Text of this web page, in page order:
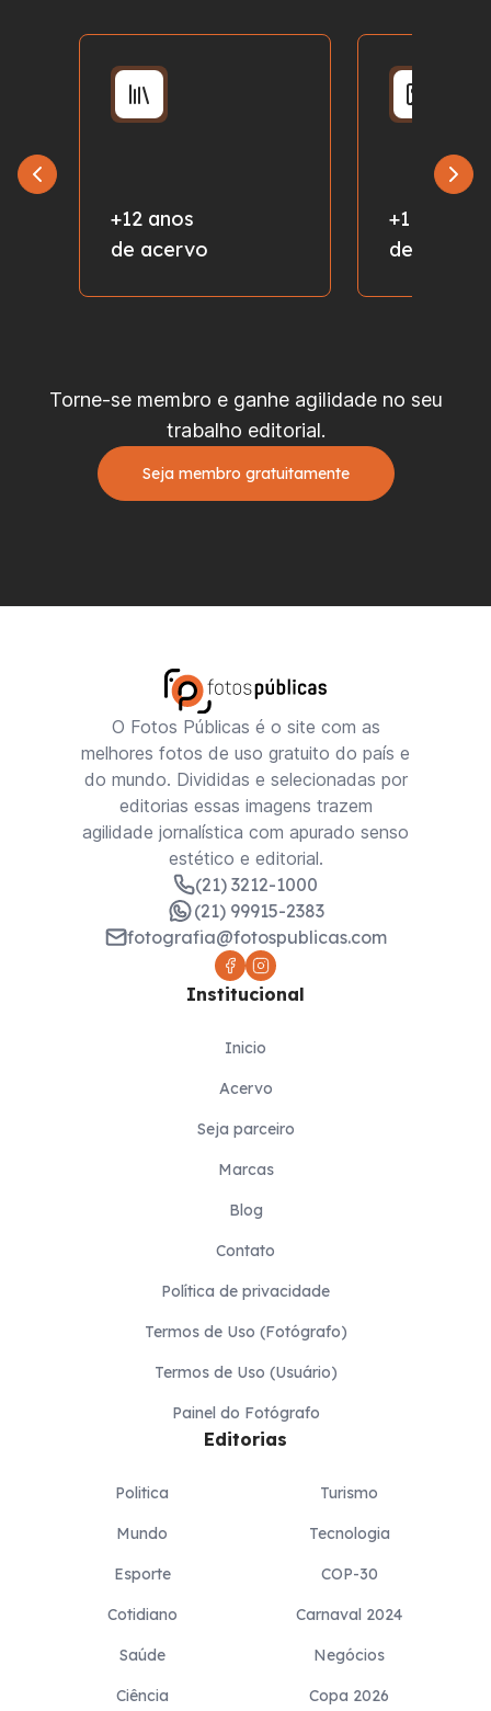
+12 anos
de acervo
+1 milhão
de fotos
Torne-se membro e ganhe agilidade no seu
trabalho editorial.
Seja membro gratuitamente
O Fotos Públicas é o site com as
melhores fotos de uso gratuito do país e
do mundo. Divididas e selecionadas por
editorias essas imagens trazem
agilidade jornalística com apurado senso
estético e editorial.
(21) 3212-1000
(21) 99915-2383
fotografia@fotospublicas.com
Institucional
Inicio
Acervo
Seja parceiro
Marcas
Blog
Contato
Política de privacidade
Termos de Uso (Fotógrafo)
Termos de Uso (Usuário)
Painel do Fotógrafo
Editorias
Politica
Mundo
Esporte
Cotidiano
Saúde
Ciência
Turismo
Tecnologia
COP-30
Carnaval 2024
Negócios
Copa 2026